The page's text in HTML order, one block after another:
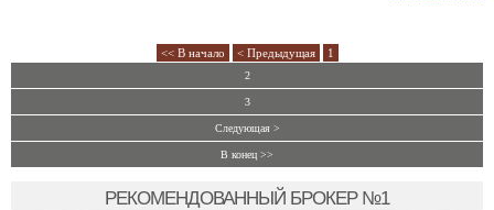
<< В начало < Предыдущая 1
2
3
Следующая >
В конец >>
РЕКОМЕНДОВАННЫЙ БРОКЕР №1